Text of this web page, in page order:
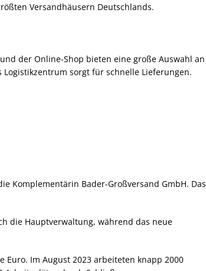
Versandhäusern Deutschlands.
der Online-Shop bieten eine große Auswahl an
Logistikzentrum sorgt für schnelle Lieferungen.
Komplementärin Bader-Großversand GmbH. Das
die Hauptverwaltung, während das neue
Im August 2023 arbeiteten knapp 2000